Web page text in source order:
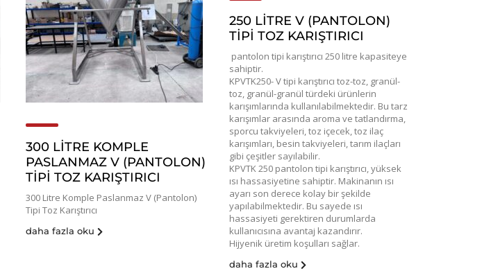
300 LITRE KOMPLE
PASLANMAZ V (PANTOLON)
TIPI TOZ KARIŞTIRICI
300 Litre Komple Paslanmaz V (Pantolon)
Tipi Toz Karıştırıcı
daha fazla oku
250 LITRE V (PANTOLON)
TIPI TOZ KARIŞTIRICI
pantolon tipi karıştırıcı 250 litre kapasiteye
sahiptir.
KPVTK250- V tipi karıştırıcı toz-toz, granül-
toz, granül-granül türdeki ürünlerin
karışımlarında kullanılabilmektedir. Bu tarz
karışımlar arasında aroma ve tatlandırma,
sporcu takviyeleri, toz içecek, toz ilaç
karışımları, besin takviyeleri, tarım ilaçları
gibi çeşitler sayılabilir.
KPVTK 250 pantolon tipi karıştırıcı, yüksek
ısı hassasiyetine sahiptir. Makinanın ısı
ayarı son derece kolay bir şekilde
yapılabilmektedir. Bu sayede ısı
hassasiyeti gerektiren durumlarda
kullanıcısına avantaj kazandırır.
Hijyenik üretim koşulları sağlar.
daha fazla oku